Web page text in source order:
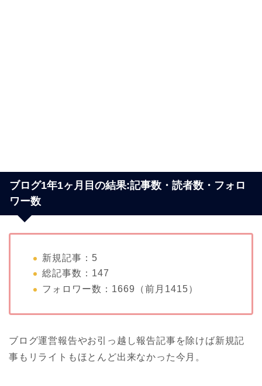
ブログ1年1ヶ月目の結果:記事数・読者数・フォロ
ワー数
新規記事：5
総記事数：147
フォロワー数：1669（前月1415）
ブログ運営報告やお引っ越し報告記事を除けば新規記
事もリライトもほとんど出来なかった今月。